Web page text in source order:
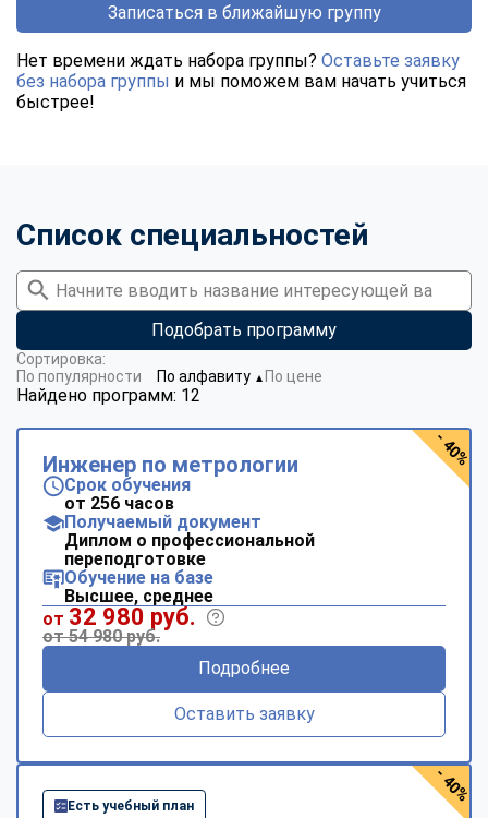
Записаться в ближайшую группу
Нет времени ждать набора группы? Оставьте заявку
без набора группы и мы поможем вам начать учиться
быстрее!
Список специальностей
Подобрать программу
Найдено программ: 12
Сортировка:
По популярности
По алфавиту ▼ По цене
Инженер по метрологии
Срок обучения
от 256 часов
Получаемый документ
Диплом о профессиональной
переподготовке
Обучение на базе
Высшее, среднее
от 32 980 руб.
от 54 980 руб.
Подробнее
Оставить заявку
- 40%
Есть учебный план
- 40%